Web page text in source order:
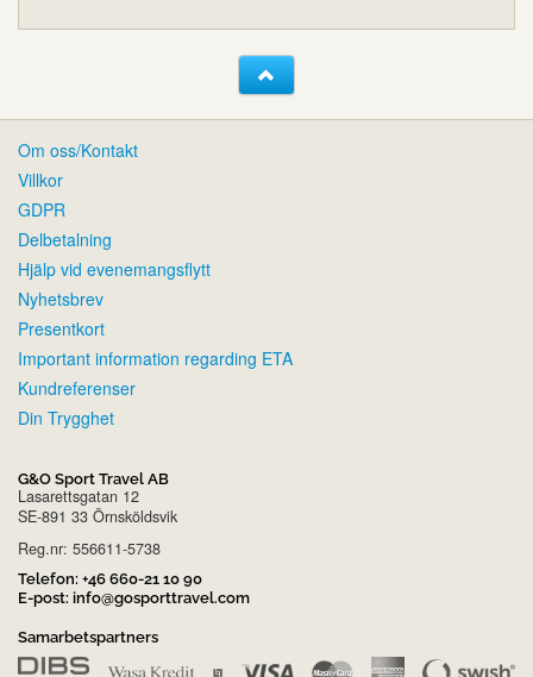
Om oss/Kontakt
Villkor
GDPR
Delbetalning
Hjälp vid evenemangsflytt
Nyhetsbrev
Presentkort
Important information regarding ETA
Kundreferenser
Din Trygghet
G&O Sport Travel AB
Lasarettsgatan 12
SE-891 33 Örnsköldsvik
Reg.nr: 556611-5738
Telefon: +46 660-21 10 90
E-post: info@gosporttravel.com
Samarbetspartners